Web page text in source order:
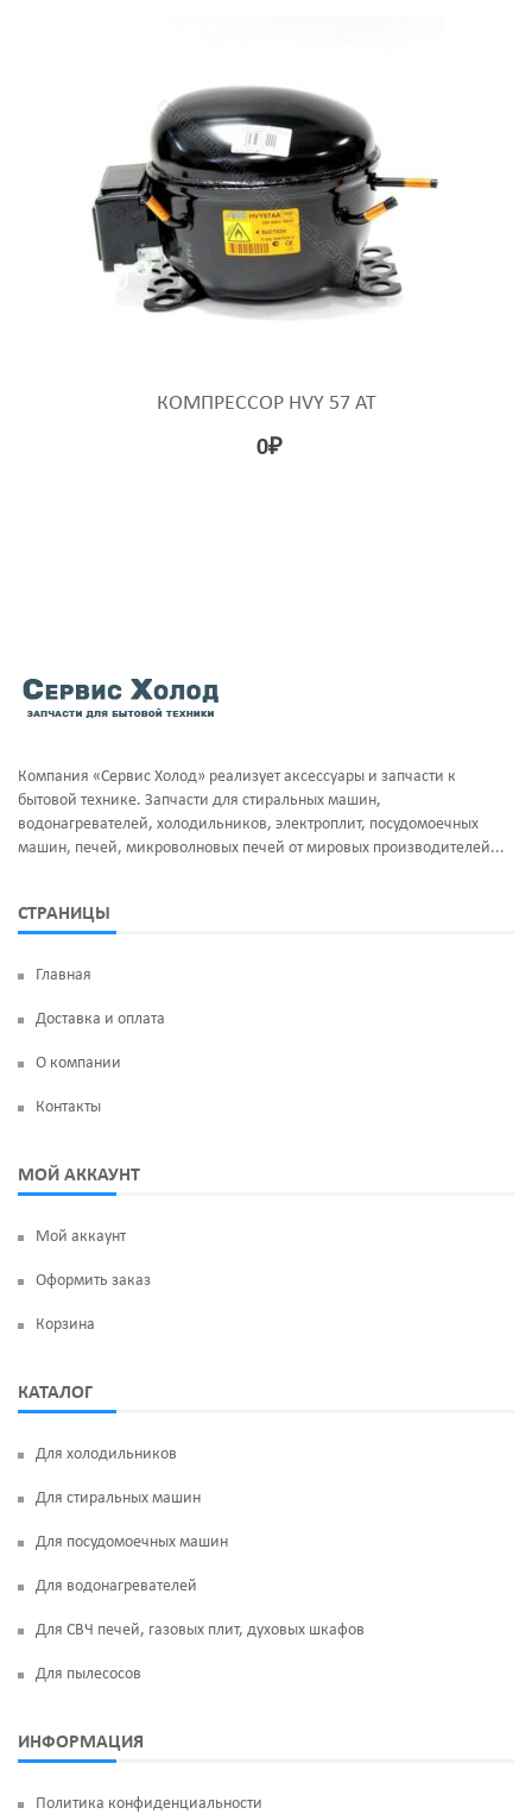
КОМПРЕССОР HVY 57 AT
0₽
Компания «Сервис Холод» реализует аксессуары и запчасти к
бытовой технике. Запчасти для стиральных машин,
водонагревателей, холодильников, электроплит, посудомоечных
машин, печей, микроволновых печей от мировых производителей...
СТРАНИЦЫ
Главная
Доставка и оплата
О компании
Контакты
МОЙ АККАУНТ
Мой аккаунт
Оформить заказ
Корзина
КАТАЛОГ
Для холодильников
Для стиральных машин
Для посудомоечных машин
Для водонагревателей
Для СВЧ печей, газовых плит, духовых шкафов
Для пылесосов
ИНФОРМАЦИЯ
Политика конфиденциальности